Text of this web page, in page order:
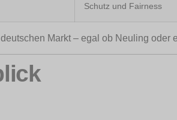
Schutz und Fairness
Markt – egal ob Neuling oder